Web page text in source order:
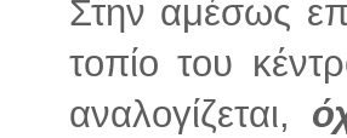
Στην αμέσως
τοπίο του
αναλογίζεται,